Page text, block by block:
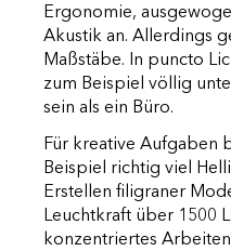
Ergonomie,
Akustik an. Allerdings
Maßstäbe. In puncto
zum Beispiel völlig
sein als ein Büro.
Für kreative Aufgaben
Beispiel richtig viel
Erstellen filigraner
Leuchtkraft über 1500
konzentriertes